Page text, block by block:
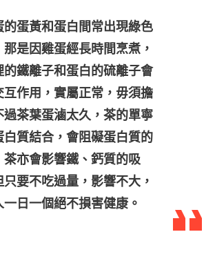
的蛋黃和蛋白間常出現綠色
那是因雞蛋經長時間烹煮，
的鐵離子和蛋白的硫離子會
互作用，實屬正常，毋須擔
過茶葉蛋滷太久，茶的單寧
白質結合，會阻礙蛋白質的
茶亦會影響鐵、鈣質的吸
只要不吃過量，影響不大，
一日一個絕不損害健康。